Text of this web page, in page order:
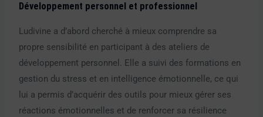
Développement personnel et professionnel
Ludivine a d’abord cherché à mieux comprendre sa
propre sensibilité en participant à des ateliers de
développement personnel. Elle a suivi des formations en
gestion du stress et en intelligence émotionnelle, ce qui
lui a permis d’acquérir des outils pour mieux gérer ses
réactions émotionnelles et de renforcer sa résilience